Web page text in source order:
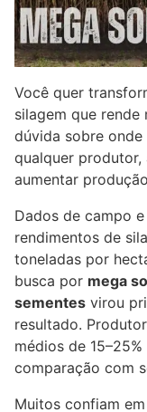
Você quer
silagem que rende
dúvida sobre onde
qualquer
aumentar
Dados de campo
rendimentos de
toneladas por
busca por mega
sementes virou
resultado.
médios de
comparação com
Muitos confiam